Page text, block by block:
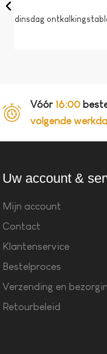
dinsdag
Vóór 16:00
volgende
Uw account &
Mijn account
Contact
Klantenservice
Bestelproces
Verzending en
Retourbeleid